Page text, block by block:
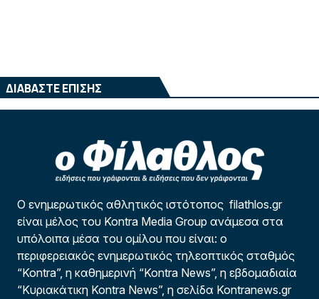
ΔΙΑΒΑΣΤΕ ΕΠΙΣΗΣ
Ο ενημερωτικός αθλητικός ιστότοπος filathlos.gr
είναι μέλος του Kontra Media Group ανάμεσα στα
υπόλοιπα μέσα του ομίλου που είναι: ο
περιφερειακός ενημερωτικός τηλεοπτικός σταθμός
“Kontra”, η καθημερινή “Kontra News”, η εβδομαδιαία
“Κυριακάτικη Kontra News”, η σελίδα Kontranews.gr